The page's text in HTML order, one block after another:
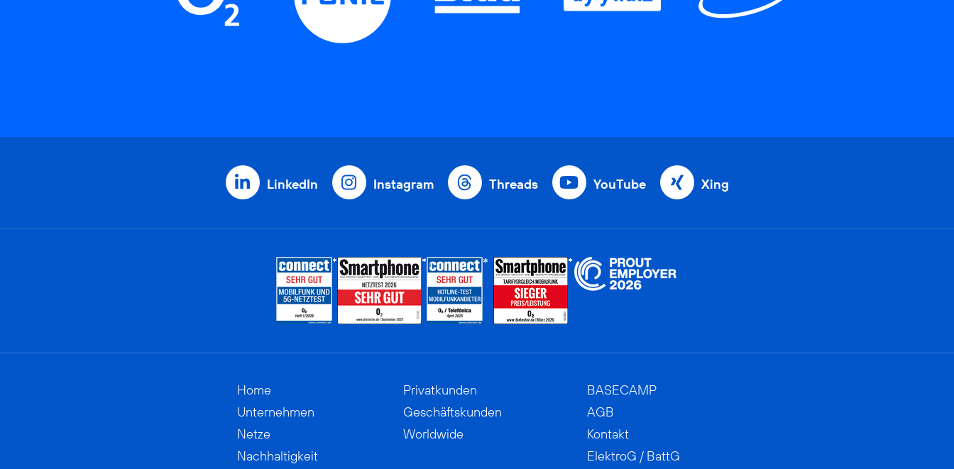
LinkedIn Instagram Threads YouTube Xing
Home
Unternehmen
Netze
Nachhaltigkeit
Privatkunden
Geschäftskunden
Worldwide
BASECAMP
AGB
Kontakt
ElektroG / BattG